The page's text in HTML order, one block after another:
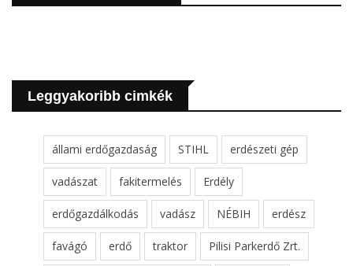
Leggyakoribb cimkék
állami erdőgazdaság STIHL erdészeti gép
vadászat fakitermelés Erdély
erdőgazdálkodás vadász NÉBIH erdész
favágó erdő traktor Pilisi Parkerdő Zrt.